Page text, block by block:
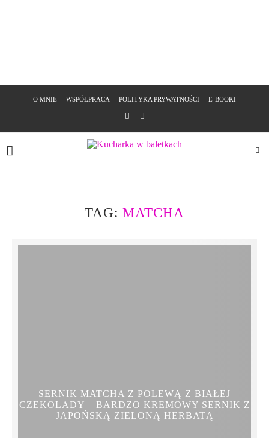
O MNIE WSPÓŁPRACA POLITYKA PRYWATNOŚCI E-BOOKI
TAG: MATCHA
SERNIK MATCHA Z POLEWĄ Z BIAŁEJ
CZEKOLADY – BARDZO KREMOWY SERNIK Z
JAPOŃSKĄ ZIELONĄ HERBATĄ